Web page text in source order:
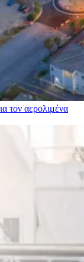
τον αερολιμένα